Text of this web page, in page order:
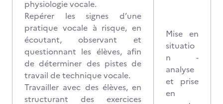
physiologie vocale.
Repérer les signes d’une
pratique vocale à risque, en
écoutant, observant et
questionnant les élèves, afin
de déterminer des pistes de
travail de technique vocale.
Travailler avec des élèves, en
structurant des exercices
Mise en
situatio
n -
analyse
et prise
en